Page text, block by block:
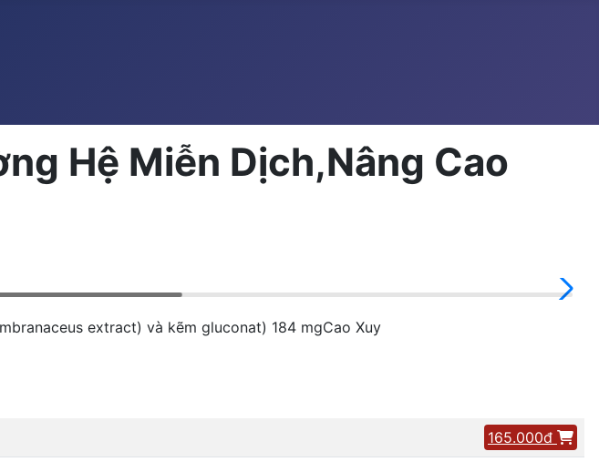
Hệ Miễn Dịch,Nâng Cao
extract) và kẽm gluconat) 184 mgCao Xuy
165.000đ